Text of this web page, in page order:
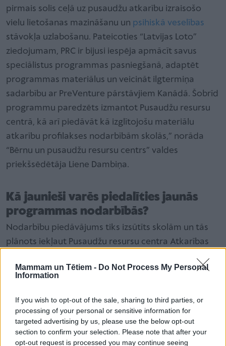
Mammam un Tētiem - Do Not Process My Personal
Information
If you wish to opt-out of the sale, sharing to third parties, or
processing of your personal or sensitive information for
targeted advertising by us, please use the below opt-out
section to confirm your selection. Please note that after your
opt-out request is processed you may continue seeing
pirmais solis ceļā uz pusaudžu atkarību izraisošo
vielu lietošanas mazināšanu un psihiskā veselības
stāvokļa uzlabošanu. Pateicoties “Latvijas Loto”
ziedojumam, PRC ir bijusi iespēja apmācīt savus
speciālistus programmas pasniegšanā, adaptēt
programmas materiālus un veicināt ilgtermiņa
sadarbību ar PreVenture pārstāvjiem Kanādā. Šobrīd
programmu paredzēts izmantot Pusaudžu resursu
centrā, kā arī piedāvāt kā izglītojošu materiālu
atkarību profilakses nodarbībām skolās,” norāda
“Bērnu un pusaudžu resursu centrs” valdes
priekšsēdētāja Liene Dambiņa.
Kā jaunieši varēs piedalīties jaunās
programmas nodarbībās?
Nodarbību piedāvājums tiks izsūtīts skolām un tās
plānots iekļaut Pusaudžu resursu centra Atkarības
grupās.
Ieskats statistikas datos
Atkarību izraisošo vielu lietošana pusaudžu vecumā
Latvijā ir ļoti aktuāls jautājums.